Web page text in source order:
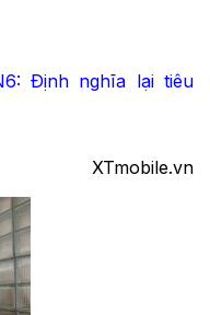
Định nghĩa lại tiêu
XTmobile.vn